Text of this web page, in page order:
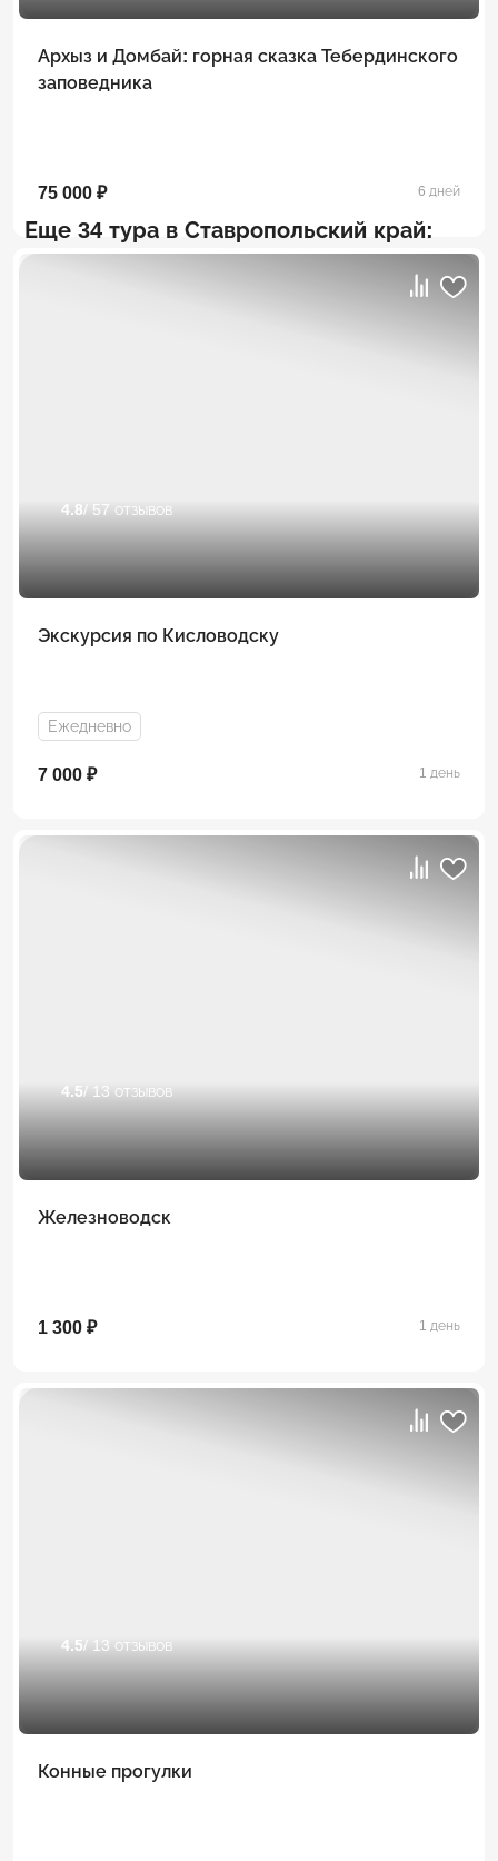
Архыз и Домбай: горная сказка Тебердинского
заповедника
75 000 ₽ 6 дней
Еще 34 тура в Ставропольский край:
4.8/ 57 отзывов
Экскурсия по Кисловодску
Ежедневно
7 000 ₽ 1 день
4.5/ 13 отзывов
Железноводск
1 300 ₽ 1 день
4.5/ 13 отзывов
Конные прогулки